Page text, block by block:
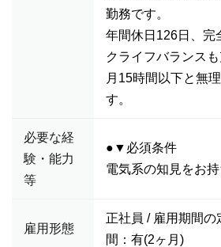
勤務です。
年間休日126日、完
クライフバランス
月15時間以下と無
す。
必要な経
験・能力
等
●▼必須条件
電気系の知見をお
雇用形態
正社員 / 雇用期間の
間：有(2ヶ月)